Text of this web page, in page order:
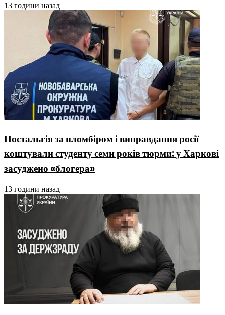
13 години назад
Ностальгія за пломбіром і виправдання росії
коштували студенту семи років тюрми: у Харкові
засуджено «блогера»
13 години назад